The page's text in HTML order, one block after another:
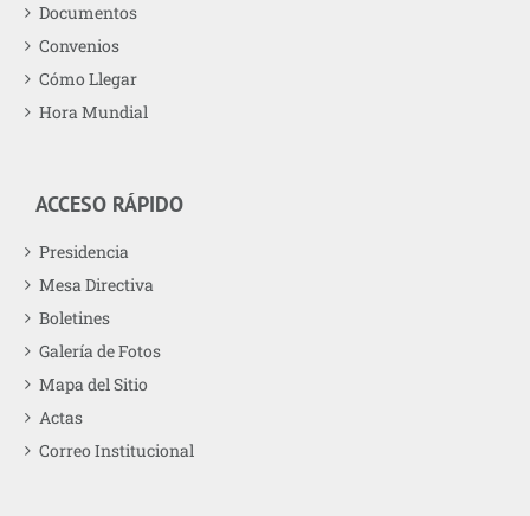
Documentos
Convenios
Cómo Llegar
Hora Mundial
ACCESO RÁPIDO
Presidencia
Mesa Directiva
Boletines
Galería de Fotos
Mapa del Sitio
Actas
Correo Institucional